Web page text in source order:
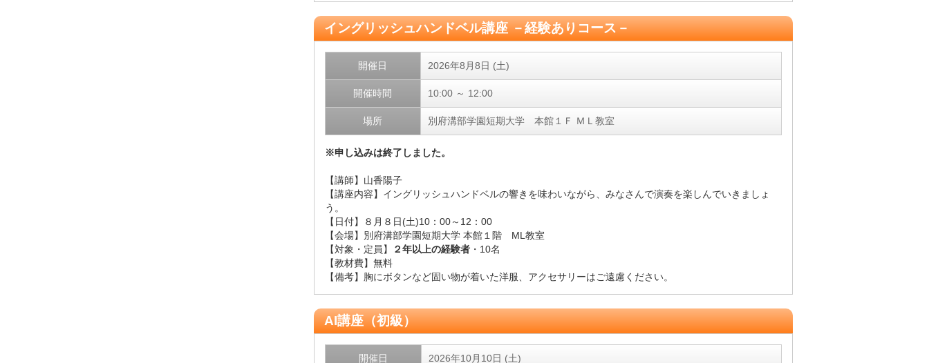
イングリッシュハンドベル講座 －経験ありコース－
開催日 2026年8月8日 (土)
開催時間 10:00 ～ 12:00
場所 別府溝部学園短期大学 本館１Ｆ ＭＬ教室
※申し込みは終了しました。
【講師】山香陽子
【講座内容】イングリッシュハンドベルの響きを味わいながら、みなさんで演奏を楽しんでいきましょ
う。
【日付】８月８日(土)10：00～12：00
【会場】別府溝部学園短期大学 本館１階 ML教室
【対象・定員】
２年以上の経験者・10名
【教材費】無料
【備考】胸にボタンなど固い物が着いた洋服、アクセサリーはご遠慮ください。
AI講座（初級）
開催日 2026年10月10日 (土)